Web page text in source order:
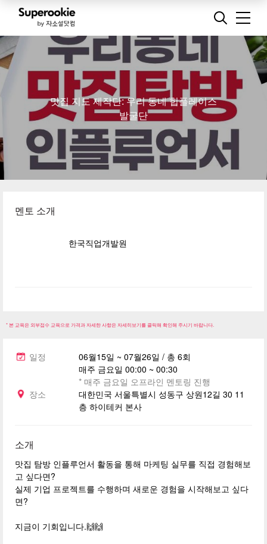
맛집 지도 제작단: 우리 동네 힙플레이스
발굴단
멘토 소개
한국직업개발원
* 본 교육은 외부접수 교육으로 가격과 자세한 사항은 자세히보기를 클릭해 확인해 주시기 바랍니다.
일정
06월15일 ~ 07월26일 / 총 6회
매주 금요일 00:00 ~ 00:30
* 매주 금요일 오프라인 멘토링 진행
장소
대한민국 서울특별시 성동구 상원12길 30 11
층 하이테커 본사
소개
맛집 탐방 인플루언서 활동을 통해 마케팅 실무를 직접 경험해보
고 싶다면?
실제 기업 프로젝트를 수행하며 새로운 경험을 시작해보고 싶다
면?
지금이 기회입니다.🙌🙌